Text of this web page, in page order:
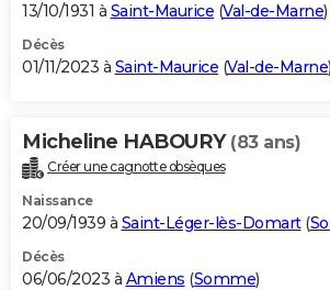
13/10/1931 à Saint-Maurice (Val-de-Marne)
Décès
01/11/2023 à Saint-Maurice (Val-de-Marne)
Micheline HABOURY (83 ans)
Créer une cagnotte obsèques
Naissance
20/09/1939 à Saint-Léger-lès-Domart(
Décès
06/06/2023 à Amiens (Somme)